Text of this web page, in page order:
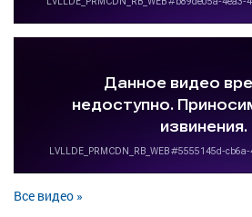
Все видео »